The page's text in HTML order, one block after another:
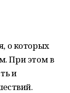
о которых
При этом в
и